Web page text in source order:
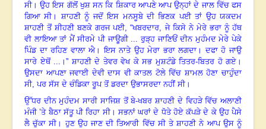
ਸੀ। ਉਹ ਇਸ ਗੱਲੋਂ ਖੁਸ਼ ਸਨ ਕਿ ਸ਼ਿਕਾਰ ਆਪਣੇ ਆਪ ਉਨ੍ਹਾਂ ਦੇ ਜਾਲ ਵਿੱਚ ਫਸ
ਗਿਆ ਸੀ। ਸ਼ਾਹਣੀ ਨੂੰ ਜਦੋਂ ਇਸ ਮਨਸੂਬੇ ਦੀ ਭਿਣਕ ਪਈ ਤਾਂ ਉਹ ਯਕਦਮ
ਸ਼ਾਹਣੀ ਤੋਂ ਸ਼ੀਹਣੀ ਬਣਕੇ ਗਰਜ ਪਈ, “ਖਬਰਦਾਰ, ਜੇ ਕਿਸੇ ਨੇ ਮੇਰੇ ਭਰਾ ਨੂੰ ਹੱਥ
ਵੀ ਲਾਇਆ ਤਾਂ ਮੈਂ ਸੀਰਮੇ ਪੀ ਜਾਊਗੀ ... ਰੁੜ੍ਹ ਜਾਣਿਓਂ ਦੀਨ ਮੁਹੰਮਦ ਮੇਰੇ ਪੇਕੇ
ਪਿੰਡ ਦਾ ਰਹਿਣ ਵਾਲਾ ਐ। ਇਸ ਨਾਤੇ ਉਹ ਮੇਰਾ ਭਰਾ ਲਗਦਾ । ਦਫਾ ਹੋ ਜਾਉ
ਸਾਰੇ ਏਥੋਂ ... । ” ਸ਼ਾਹਣੀ ਦੇ ਤੇਵਰ ਵੇਖ ਕੇ ਸਭ ਮੁਸ਼ਟੰਡੇ ਤਿਤਰ-ਬਿਤਰ ਹੋ ਗਏ।
ਉਸਦਾ ਆਪਣਾ ਜਵਾਈ ਦੇਵੀ ਦਾਸ ਵੀ ਕਾਤਲ ਟੋਲੇ ਵਿੱਚ ਸ਼ਾਮਲ ਹੋਣਾ ਚਾਹੁੰਦਾ
ਸੀ, ਪਰ ਸੱਸ ਦੇ ਚੰਡਿਕਾ ਰੂਪ ਤੋਂ ਡਰਦਾ ਉਭਾਸਰਦਾ ਨਹੀਂ ਸੀ।
ਉੱਧਰ ਦੀਨ ਮੁਹੰਦਮ ਸਾਰੀ ਸਾਜਿਸ਼ ਤੋਂ ਬੇ-ਖਬਰ ਸ਼ਾਹਣੀ ਦੇ ਵਿਹੜੇ ਵਿੱਚ ਅਲਾਣੀ
ਮੰਜੀ ’ਤੇ ਬੈਠਾ ਸੱਤੂ ਪੀ ਰਿਹਾ ਸੀ। ਸਭਨਾਂ ਘਰਾਂ ਦੇ ਧੋਤੇ ਹੋਏ ਕੱਪੜੇ ਦੇ ਕੇ ਉਹ ਪੈਸੇ
ਲੈ ਚੁੱਕਾ ਸੀ। ਹੁਣ ਉਹ ਜਾਣ ਦੀ ਤਿਆਰੀ ਵਿੱਚ ਸੀ ਤੇ ਸ਼ਾਹਣੀ ਨੇ ਆਪ ਉਸ ਨੂੰ